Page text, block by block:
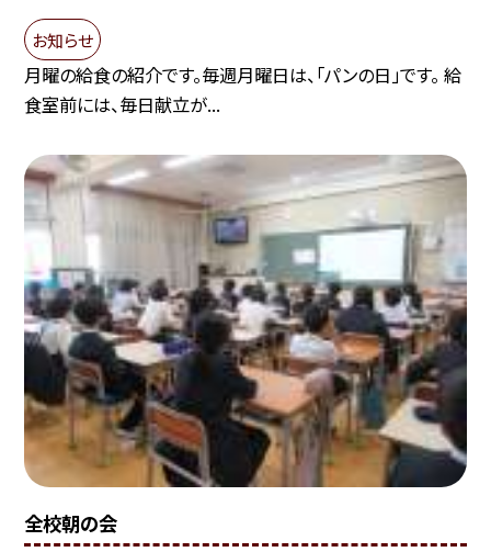
お知らせ
月曜の給食の紹介です。毎週月曜日は、「パンの日」です。 給
食室前には、毎日献立が...
全校朝の会